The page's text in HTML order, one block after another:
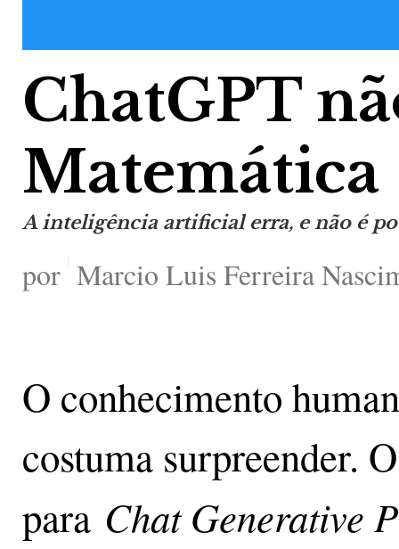
ChatGPT
Matemática
A inteligência artificial erra, e não é
por Marcio Luis Ferreira
O conhecimento
costuma surpreender.
para Chat Generative